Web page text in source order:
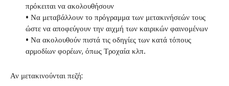
πρόκειται να ακολουθήσουν
• Να μεταβάλλουν το πρόγραμμα των μετακινήσεών τους
ώστε να αποφεύγουν την αιχμή των καιρικών φαινομένων
• Να ακολουθούν πιστά τις οδηγίες των κατά τόπους
αρμοδίων φορέων, όπως Τροχαία κλπ.
Αν μετακινούνται πεζή: